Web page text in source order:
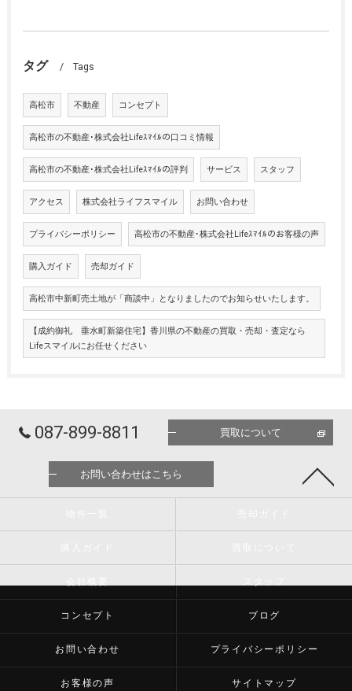
タグ Tags
高松市 不動産 コンセプト
高松市の不動産･株式会社Lifeｽﾏｲﾙの口コミ情報
高松市の不動産･株式会社Lifeｽﾏｲﾙの評判 サービス スタッフ
アクセス 株式会社ライフスマイル お問い合わせ
プライバシーポリシー 高松市の不動産･株式会社Lifeｽﾏｲﾙのお客様の声
購入ガイド 売却ガイド
高松市中新町売土地が「商談中」となりましたのでお知らせいたします。
【成約御礼 垂水町新築住宅】香川県の不動産の買取・売却・査定なら
Lifeスマイルにお任せください
087-899-8811 買取について
お問い合わせはこちら
コンセプト ブログ
お問い合わせ プライバシーポリシー
お客様の声 サイトマップ